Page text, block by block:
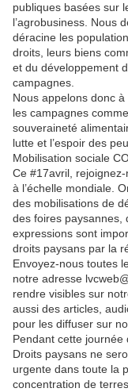
publiques basées sur
l’agrobusiness. Nous
déracine les
droits, leurs biens
et du développement
campagnes.
Nous appelons donc
les campagnes
souveraineté
lutte et l’espoir des
Mobilisation sociale
Ce #17avril,
à l’échelle mondiale.
des mobilisations de
des foires paysannes,
expressions sont
droits paysans par la
Envoyez-nous toutes
notre adresse
rendre visibles sur
aussi des articles,
pour les diffuser sur
Pendant cette journée
Droits paysans ne
urgente dans toute la
concentration de